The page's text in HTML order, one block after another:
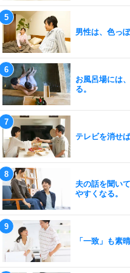
男性は、色っ
お風呂場には
る。
テレビを消せ
夫の話を聞い
やすくなる。
「一致」も素